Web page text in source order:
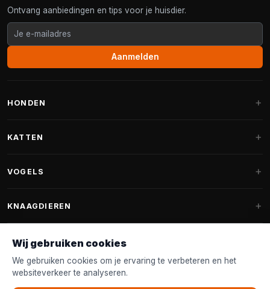
Ontvang aanbiedingen en tips voor je huisdier.
Aanmelden
HONDEN
Fantail hondenmanden
Hondenspeelgoed
Halsband & Lijn
KATTEN
Krabpalen voor Maine Coon
Kattenmanden
VOGELS
Vogelvoer binnenvogels
Voederhuisjes
Nestkastjes & Nesting
KNAAGDIEREN
Knaagdierenvoer
Accessoires
KLANTENSERVICE
Wij gebruiken cookies
We gebruiken cookies om je ervaring te verbeteren en het
websiteverkeer te analyseren.